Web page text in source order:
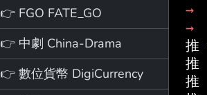
👉 FGO FATE_GO
👉 中劇 China-Drama
👉 數位貨幣 DigiCurrency
→
→
推
推
推